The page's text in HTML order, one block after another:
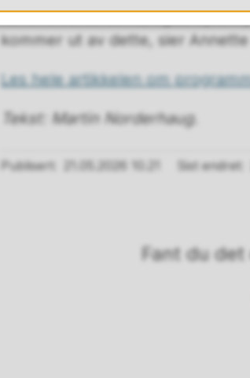
for at vi får til dette, og er spent
kommer ut av dette, sier
Les hele artikkelen om
Tekst: Martin Norderhaug.
Publisert 21.05.2026 10.21 Sist endret
Fant du